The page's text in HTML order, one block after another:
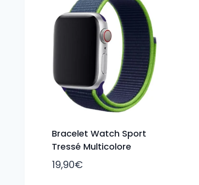
Bracelet Watch Sport
Tressé Multicolore
19,90€